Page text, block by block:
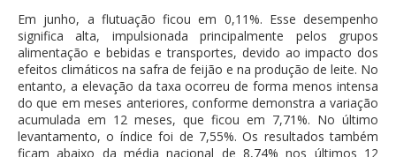
Em junho, a flutuação ficou em 0,11%. Esse desempenho
significa alta, impulsionada principalmente pelos grupos
alimentação e bebidas e transportes, devido ao impacto dos
efeitos climáticos na safra de feijão e na produção de leite. No
entanto, a elevação da taxa ocorreu de forma menos intensa
do que em meses anteriores, conforme demonstra a variação
acumulada em 12 meses, que ficou em 7,71%. No último
levantamento, o índice foi de 7,55%. Os resultados também
ficam abaixo da média nacional de 8,74% nos últimos 12